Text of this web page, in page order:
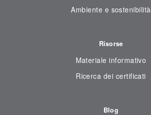
Ambiente e sostenibilità
Risorse
Materiale informativo
Ricerca dei certificati
Blog